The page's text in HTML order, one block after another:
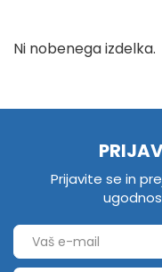
Ni nobenega izdelka.
Prijavite se in